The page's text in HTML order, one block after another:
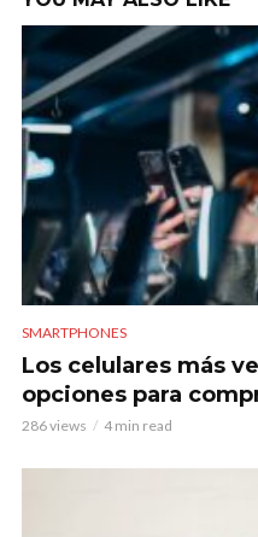
SMARTPHONES
Los celulares más
opciones para
286 views 4 min read